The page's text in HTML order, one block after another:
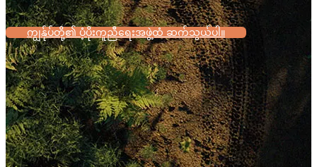
ကျွန်ုပ်တို့၏ ပံ့ပိုးကူညီရေးအဖွဲ့ထံ ဆက်သွယ်ပါ။